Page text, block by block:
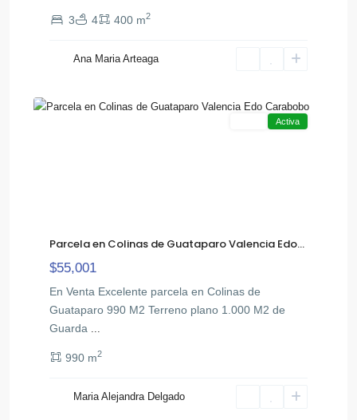
3 4 400 m2
Ana Maria Arteaga
Activa
Parcela en Colinas de Guataparo Valencia Edo...
$55,001
En Venta Excelente parcela en Colinas de
Guataparo 990 M2 Terreno plano 1.000 M2 de
Guarda
990 m2
Maria Alejandra Delgado
Pueblo
San